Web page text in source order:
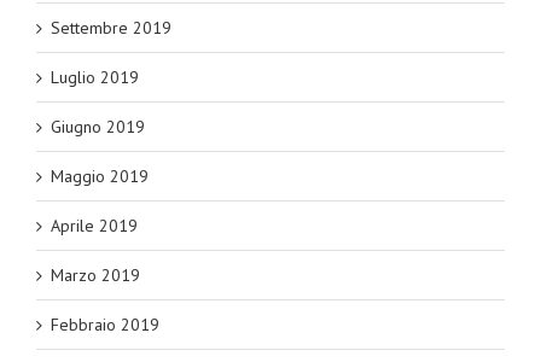
Settembre 2019
Luglio 2019
Giugno 2019
Maggio 2019
Aprile 2019
Marzo 2019
Febbraio 2019